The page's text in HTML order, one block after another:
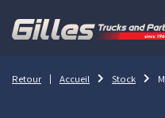
Retour Accueil Stock